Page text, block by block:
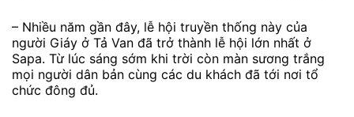
– Nhiều năm gần đây, lễ hội truyền thống này của
người Giáy ở Tả Van đã trở thành lễ hội lớn nhất ở
Sapa. Từ lúc sáng sớm khi trời còn màn sương trắng
mọi người dân bản cùng các du khách đã tới nơi tổ
chức đông đủ.